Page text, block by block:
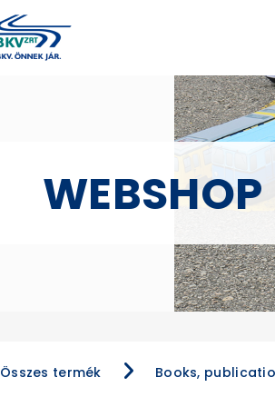
WEBSHOP
Összes termék Books,